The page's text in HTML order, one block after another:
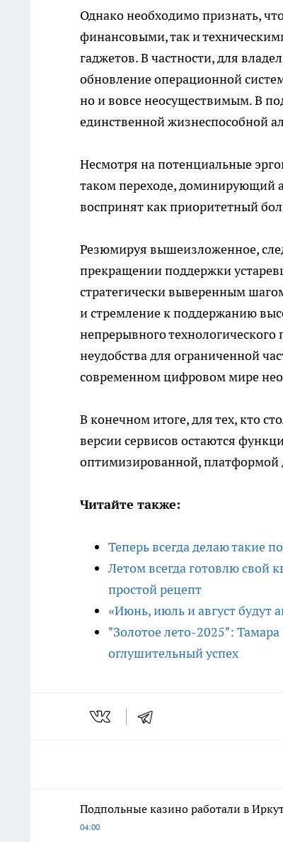
Однако необходимо признать,
финансовыми, так и
гаджетов. В частности, для
обновление операционной
но и вовсе неосуществимым. В
единственной жизнеспособной
Несмотря на потенциальные
таком переходе, доминирующий
воспринят как приоритетный
Резюмируя вышеизложенное,
прекращении поддержки
стратегически выверенным
и стремление к поддержанию
непрерывного
неудобства для ограниченной
современном цифровом мире
В конечном итоге, для тех, кто
версии сервисов остаются
оптимизированной, платформой
Читайте также:
Теперь всегда делаю такие
Летом всегда готовлю свой
простой рецепт
«Июнь, июль и август будут
"Золотое лето-2025":
оглушительный успех
Подпольные казино работали в
04:00